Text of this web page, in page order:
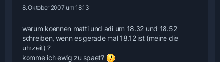
8. Oktober 2007 um 18:13
warum koennen matti und adi um 18.32 und 18.52
schreiben, wenn es gerade mal 18.12 ist (meine die
uhrzeit) ?
komme ich ewig zu spaet?